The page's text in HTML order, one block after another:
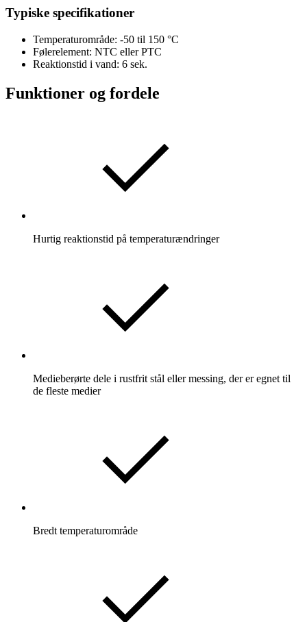
Typiske specifikationer
Temperaturområde: -50 til 150 °C
Følerelement: NTC eller PTC
Reaktionstid i vand: 6 sek.
Funktioner og fordele
Hurtig reaktionstid på temperaturændringer
Medieberørte dele i rustfrit stål eller messing, der er egnet til
de fleste medier
Bredt temperaturområde